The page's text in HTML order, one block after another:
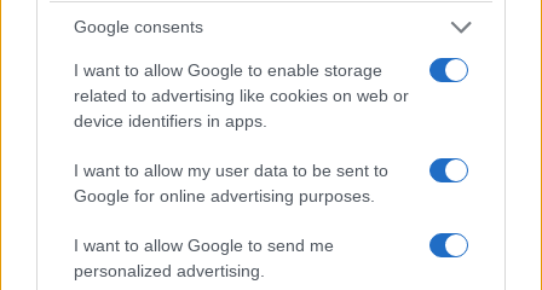
Google consents
I want to allow Google to enable storage
related to advertising like cookies on web or
device identifiers in apps.
I want to allow my user data to be sent to
Google for online advertising purposes.
I want to allow Google to send me
personalized advertising.
esaltati.
Guccini, come i colleghi di militanza, era uno che
doveva la sua fortuna cantautorale e poi di
egemonica del PCI con le sue ARCI, le feste
dell’Unità, l’oliato circuito dei concerti e della
promozione ideologizzata, e per tutti gli anni
Settanta quel cantare in eskimo aveva funzionato